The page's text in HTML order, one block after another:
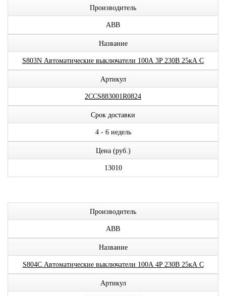
Производитель
ABB
Название
S803N Автоматические выключатели 100А 3P 230В 25кА C
Артикул
2CCS883001R0824
Срок доставки
4 - 6 недель
Цена (руб.)
13010
Производитель
ABB
Название
S804С Автоматические выключатели 100А 4P 230В 25кА C
Артикул